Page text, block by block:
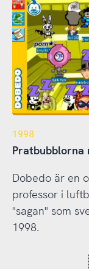
1998
Pratbubblorna
Dobedo är en
professor i
"sagan" som
1998.